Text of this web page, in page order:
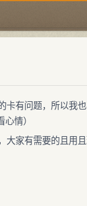
有问题，所以我
情）
大家有需要的且用